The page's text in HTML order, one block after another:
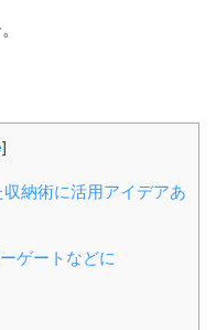
]
納術に活用アイデアあ
ゲートなどに